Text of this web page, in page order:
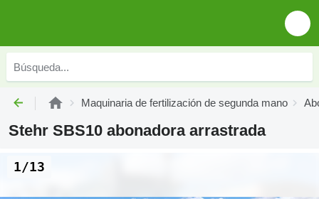
Maquinaria de fertilización de segunda mano
Stehr SBS10 abonadora arrastrada
1/13